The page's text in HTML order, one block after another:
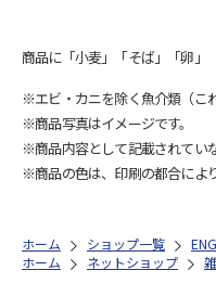
商品に「小麦」「そば」「卵」
※エビ・カニを除く魚介類（こ
※商品写真はイメージです。
※商品内容として記載されてい
※商品の色は、印刷の都合によ
ホーム ショップ一覧
ホーム
ネットショップ